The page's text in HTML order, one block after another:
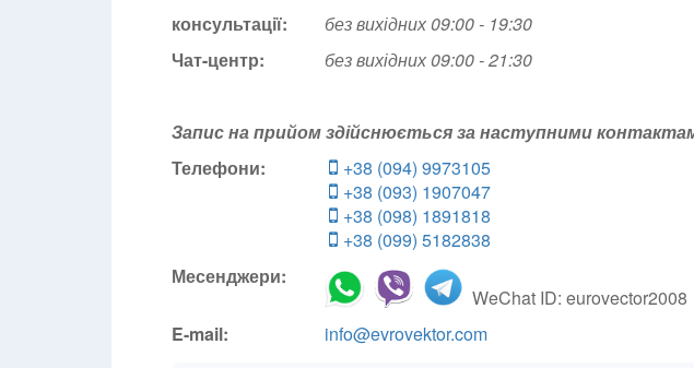
консультації:
без вихідних 09:00 - 19:30
Чат-центр:
без вихідних 09:00 - 21:30
Запис на прийом здійснюється за наступними
Телефони:
+38 (094) 9973105
+38 (093) 1907047
+38 (098) 1891818
+38 (099) 5182838
Месенджери:
WeChat ID: eurovector2008
E-mail:
info@evrovektor.com